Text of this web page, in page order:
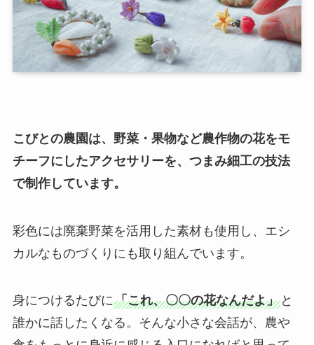
こびとの農園は、野菜・果物など農作物の花をモ
チーフにしたアクセサリーを、つまみ細工の技法
で制作しています。
彩色には廃棄野菜を活用した素材も使用し、エシ
カルなものづくりにも取り組んでいます。
身につけるたびに「これ、〇〇の花なんだよ」と
誰かに話したくなる。そんな小さな会話が、農や